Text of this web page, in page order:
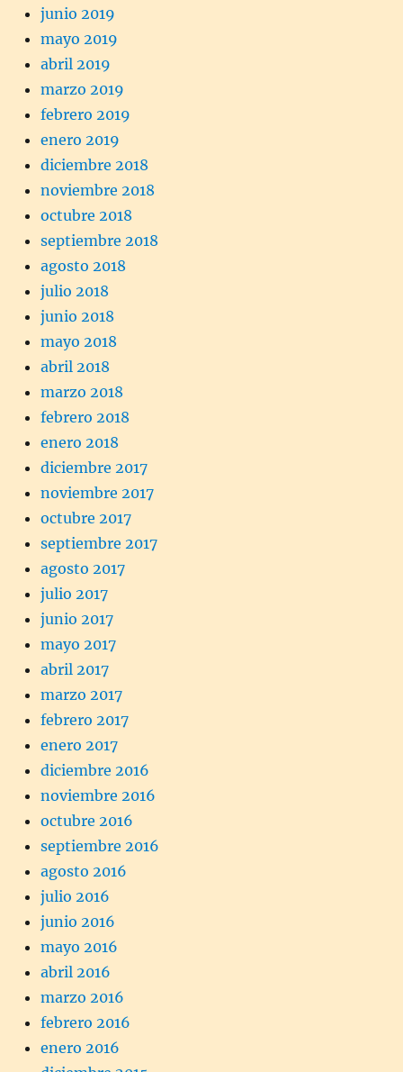
junio 2019
mayo 2019
abril 2019
marzo 2019
febrero 2019
enero 2019
diciembre 2018
noviembre 2018
octubre 2018
septiembre 2018
agosto 2018
julio 2018
junio 2018
mayo 2018
abril 2018
marzo 2018
febrero 2018
enero 2018
diciembre 2017
noviembre 2017
octubre 2017
septiembre 2017
agosto 2017
julio 2017
junio 2017
mayo 2017
abril 2017
marzo 2017
febrero 2017
enero 2017
diciembre 2016
noviembre 2016
octubre 2016
septiembre 2016
agosto 2016
julio 2016
junio 2016
mayo 2016
abril 2016
marzo 2016
febrero 2016
enero 2016